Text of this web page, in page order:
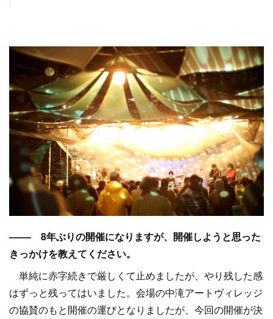
–––– 8年ぶりの開催になりますが、開催しようと思った
きっかけを教えてください。
単純に赤字続きで厳しくて止めましたが、やり残した感
はずっと残ってはいました。会場の中滝アートヴィレッジ
の協賛のもと開催の運びとなりましたが、今回の開催が決